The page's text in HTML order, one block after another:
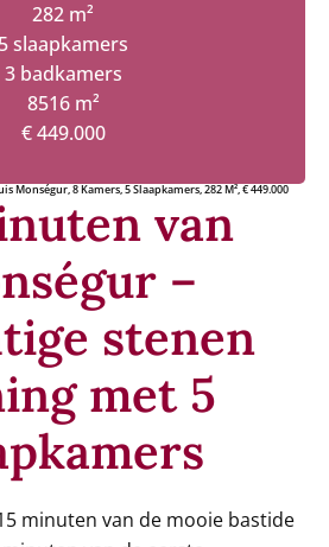
282 m²
5 slaapkamers
3 badkamers
8516 m²
€ 449.000
Monségur, 8 Kamers, 5 Slaapkamers, 282 M², € 449.000
van
–
stenen
met 5
minuten van de mooie bastide